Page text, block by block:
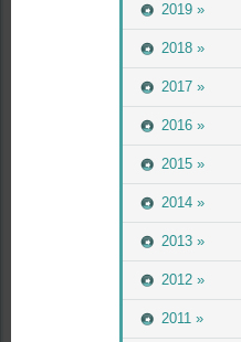
2019 »
2018 »
2017 »
2016 »
2015 »
2014 »
2013 »
2012 »
2011 »